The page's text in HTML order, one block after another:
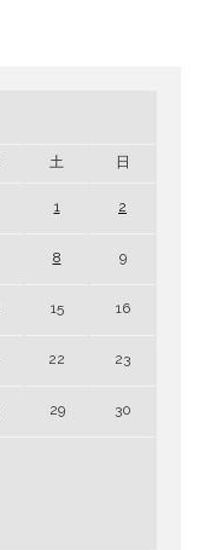
土 日
1 2
8 9
15 16
22 23
29 30